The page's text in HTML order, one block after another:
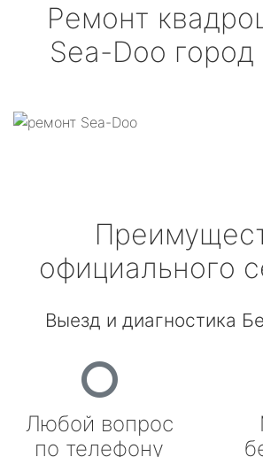
Ремонт
Sea-Doo
официального
Выезд и диагностика
Любой вопрос
по телефону